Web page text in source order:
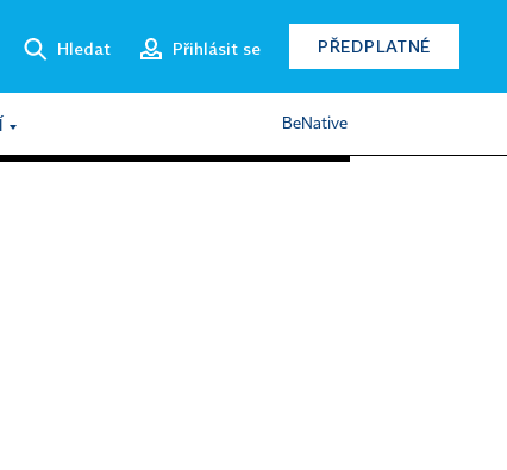
Hledat Přihlásit se PŘEDPLATNÉ
BeNative